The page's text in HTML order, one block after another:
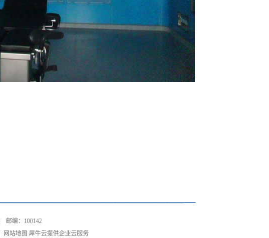
网站地图 犀牛云提供企业云服务
邮编：100142